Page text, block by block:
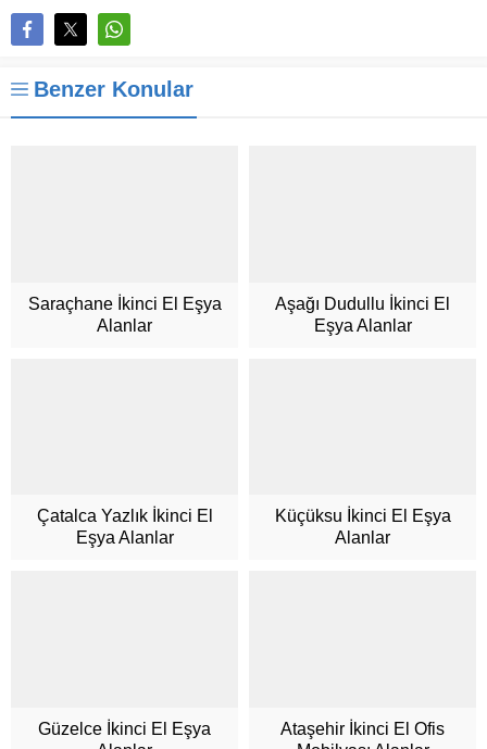
Benzer Konular
Saraçhane İkinci El Eşya
Alanlar
Aşağı Dudullu İkinci El
Eşya Alanlar
Çatalca Yazlık İkinci El
Eşya Alanlar
Küçüksu İkinci El Eşya
Alanlar
Güzelce İkinci El Eşya
Ataşehir İkinci El Ofis
Müşteri Hizmetleri